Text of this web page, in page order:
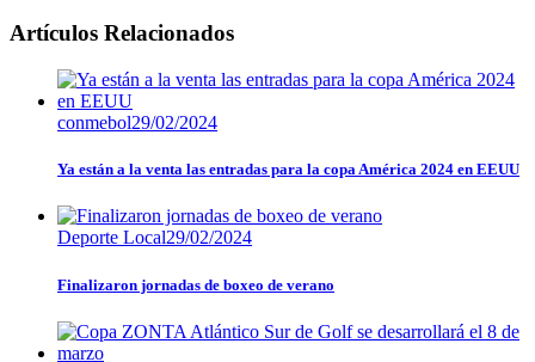
Artículos Relacionados
conmebol29/02/2024
Ya están a la venta las entradas para la copa América 2024 en EEUU
Deporte Local29/02/2024
Finalizaron jornadas de boxeo de verano